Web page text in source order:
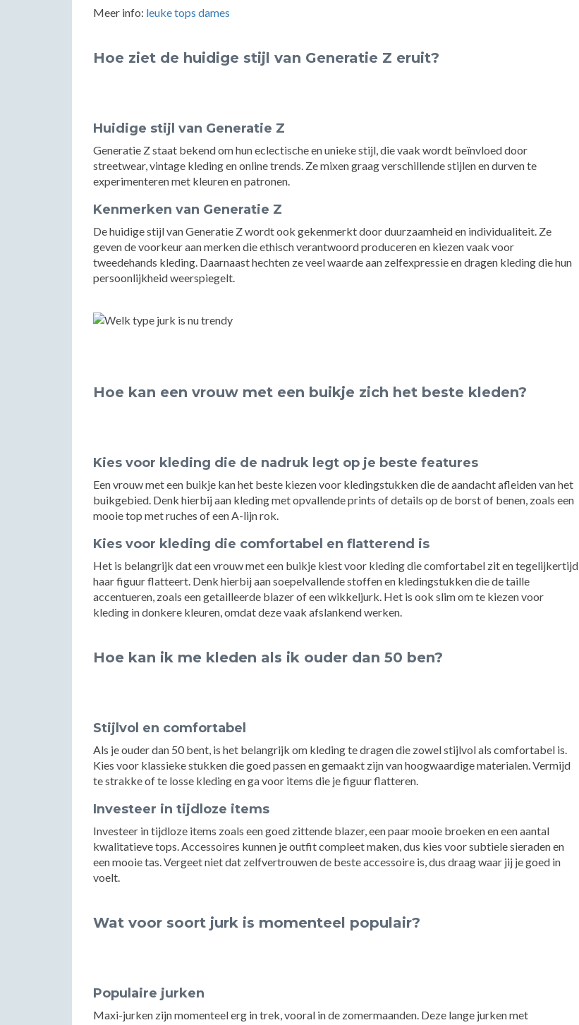
Meer info: leuke tops dames
Hoe ziet de huidige stijl van Generatie Z eruit?
Huidige stijl van Generatie Z
Generatie Z staat bekend om hun eclectische en unieke stijl, die vaak wordt beïnvloed door
streetwear, vintage kleding en online trends. Ze mixen graag verschillende stijlen en durven te
experimenteren met kleuren en patronen.
Kenmerken van Generatie Z
De huidige stijl van Generatie Z wordt ook gekenmerkt door duurzaamheid en individualiteit. Ze
geven de voorkeur aan merken die ethisch verantwoord produceren en kiezen vaak voor
tweedehands kleding. Daarnaast hechten ze veel waarde aan zelfexpressie en dragen kleding die hun
persoonlijkheid weerspiegelt.
Hoe kan een vrouw met een buikje zich het beste kleden?
Kies voor kleding die de nadruk legt op je beste features
Een vrouw met een buikje kan het beste kiezen voor kledingstukken die de aandacht afleiden van het
buikgebied. Denk hierbij aan kleding met opvallende prints of details op de borst of benen, zoals een
mooie top met ruches of een A-lijn rok.
Kies voor kleding die comfortabel en flatterend is
Het is belangrijk dat een vrouw met een buikje kiest voor kleding die comfortabel zit en tegelijkertijd
haar figuur flatteert. Denk hierbij aan soepelvallende stoffen en kledingstukken die de taille
accentueren, zoals een getailleerde blazer of een wikkeljurk. Het is ook slim om te kiezen voor
kleding in donkere kleuren, omdat deze vaak afslankend werken.
Hoe kan ik me kleden als ik ouder dan 50 ben?
Stijlvol en comfortabel
Als je ouder dan 50 bent, is het belangrijk om kleding te dragen die zowel stijlvol als comfortabel is.
Kies voor klassieke stukken die goed passen en gemaakt zijn van hoogwaardige materialen. Vermijd
te strakke of te losse kleding en ga voor items die je figuur flatteren.
Investeer in tijdloze items
Investeer in tijdloze items zoals een goed zittende blazer, een paar mooie broeken en een aantal
kwalitatieve tops. Accessoires kunnen je outfit compleet maken, dus kies voor subtiele sieraden en
een mooie tas. Vergeet niet dat zelfvertrouwen de beste accessoire is, dus draag waar jij je goed in
voelt.
Wat voor soort jurk is momenteel populair?
Populaire jurken
Maxi-jurken zijn momenteel erg in trek, vooral in de zomermaanden. Deze lange jurken met